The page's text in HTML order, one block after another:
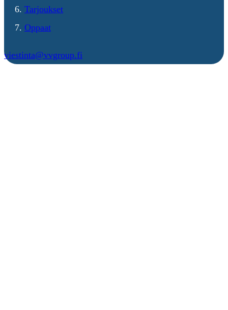
Tarjoukset
Oppaat
viestinta@vvgroup.fi